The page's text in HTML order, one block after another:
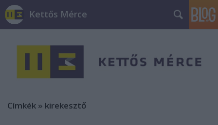
Kettős Mérce
Címkék » kirekesztő